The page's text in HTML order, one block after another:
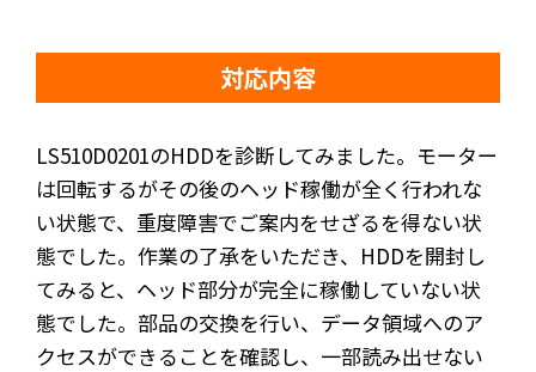
対応内容
LS510D0201のHDDを診断してみました。モーター
は回転するがその後のヘッド稼働が全く行われな
い状態で、重度障害でご案内をせざるを得ない状
態でした。作業の了承をいただき、HDDを開封し
てみると、ヘッド部分が完全に稼働していない状
態でした。部品の交換を行い、データ領域へのア
クセスができることを確認し、一部読み出せない